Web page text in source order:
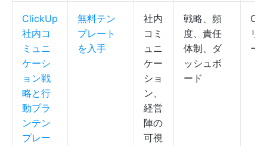
ClickUp
社内コ
ミュニ
ケーシ
ョン戦
略と行
動プラ
ンテン
プレー
無料テン
プレート
を入手
社内
コミ
ュニ
ケー
ショ
ン、
経営
陣の
可視
戦略、頻
度、責任
体制、ダ
ッシュボ
ード
リ
ー